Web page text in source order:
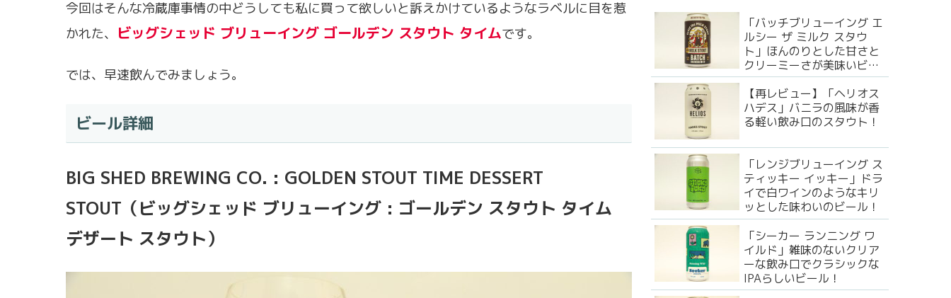
今回はそんな冷蔵庫事情の中どうしても私に買って欲しいと訴えかけているようなラベルに目を惹
かれた、 ビッグシェッド ブリューイング ゴールデン スタウト タイムです。
では、早速飲んでみましょう。
ビール詳細
BIG SHED BREWING CO. : GOLDEN STOUT TIME DESSERT
STOUT（ビッグシェッド ブリューイング : ゴールデン スタウト タイム
デザート スタウト）
「バッチブリューイング エ
ルシー ザ ミルク スタウ
ト」ほんのりとした甘さと
クリーミーさが美味いビー
ル！
【再レビュー】「ヘリオス
ハデス」バニラの風味が香
る軽い飲み口のスタウト！
「レンジブリューイング ス
ティッキー イッキー」ドラ
イで白ワインのようなキリ
ッとした味わいのビール！
「シーカー ランニング ワ
イルド」雑味のないクリア
ーな飲み口でクラシックな
IPAらしいビール！